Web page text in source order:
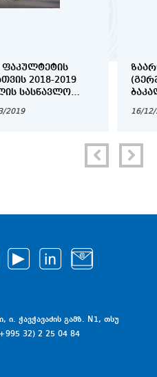
2018-2019
ᲡᲐᲡᲬᲐᲕᲚᲝ
2019 16/
ი. ჭავჭავაძის გამზ. N1, თსუ
32) 2 25 04 84